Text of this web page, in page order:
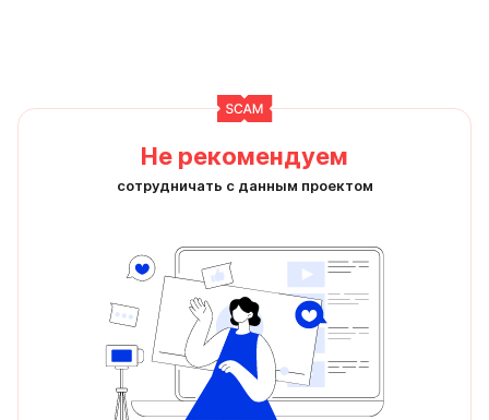
Не рекомендуем
сотрудничать с данным проектом